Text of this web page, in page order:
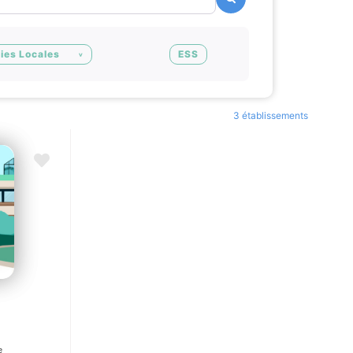
Locales ESS
3 établissements